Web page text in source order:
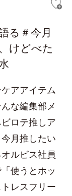
る＃今月
けどべた
アアイテム
な編集部メ
ロテ推しア
月推したい
ルビス社員
使うとホッ
レスフリー